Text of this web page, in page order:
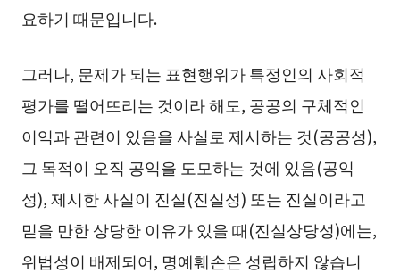
요하기 때문입니다.
그러나, 문제가 되는 표현행위가 특정인의 사회적
평가를 떨어뜨리는 것이라 해도, 공공의 구체적인
이익과 관련이 있음을 사실로 제시하는 것(공공성),
그 목적이 오직 공익을 도모하는 것에 있음(공익
성), 제시한 사실이 진실(진실성) 또는 진실이라고
믿을 만한 상당한 이유가 있을 때(진실상당성)에는,
위법성이 배제되어, 명예훼손은 성립하지 않습니